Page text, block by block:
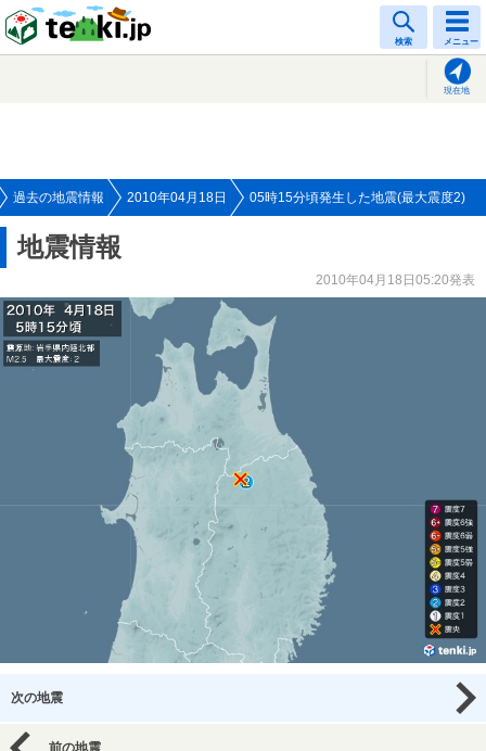
検索 メニュー
現在地
過去の地震情報 2010年04月18日 05時15分頃発生した地震(最大震度2)
地震情報
2010年04月18日05:20発表
次の地震
前の地震